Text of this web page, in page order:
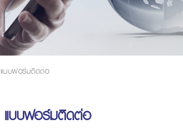
แบบฟอร์มติดต่อ
แบบฟอร์มติดต่อ